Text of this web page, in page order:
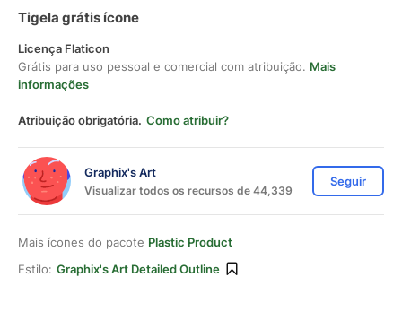
Tigela grátis ícone
Licença Flaticon
Grátis para uso pessoal e comercial com atribuição. Mais
informações
Atribuição obrigatória. Como atribuir?
Graphix's Art
Visualizar todos os recursos de 44,339
Seguir
Mais ícones do pacote Plastic Product
Estilo: Graphix's Art Detailed Outline